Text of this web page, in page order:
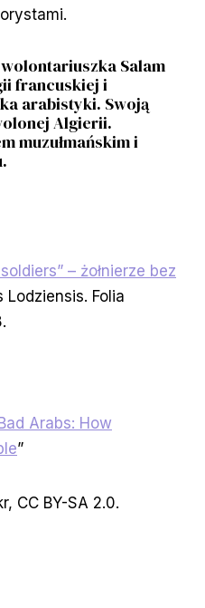
Salam
francuskiej i
arabistyki. Swoją
Algierii.
muzułmańskim i
– żołnierze bez
Folia
Arabs: How
”
CC BY-SA 2.0.